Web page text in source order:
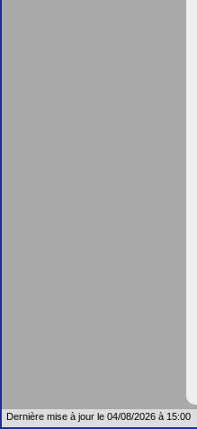
Dernière mise à jour le 04/08/2026 à 15:00